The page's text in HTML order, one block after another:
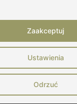
Ustawienia
Odrzuć
Zaakceptuj
– jaki
złotej sukienki
spódnicę w